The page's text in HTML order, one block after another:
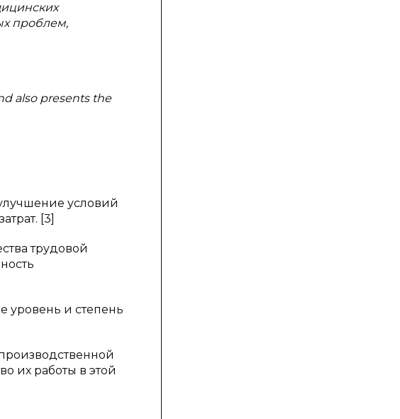
проблем,
also presents the
условий
[3]
трудовой
уровень и степень
их работы в этой